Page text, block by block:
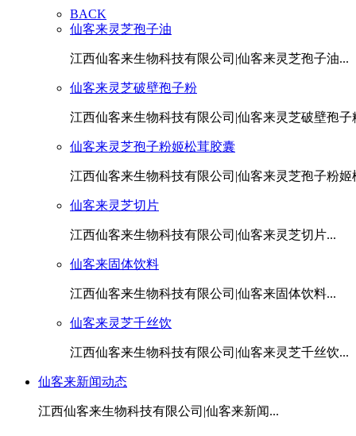
BACK
仙客来灵芝孢子油
江西仙客来生物科技有限公司|仙客来灵芝孢子油...
仙客来灵芝破壁孢子粉
江西仙客来生物科技有限公司|仙客来灵芝破壁孢子
仙客来灵芝孢子粉姬松茸胶囊
江西仙客来生物科技有限公司|仙客来灵芝孢子粉姬
仙客来灵芝切片
江西仙客来生物科技有限公司|仙客来灵芝切片...
仙客来固体饮料
江西仙客来生物科技有限公司|仙客来固体饮料...
仙客来灵芝千丝饮
江西仙客来生物科技有限公司|仙客来灵芝千丝饮...
仙客来新闻动态
江西仙客来生物科技有限公司|仙客来新闻...